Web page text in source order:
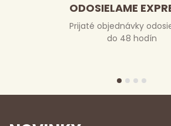
ODOSIELAME
Prijaté objednávky
do 48 hodín